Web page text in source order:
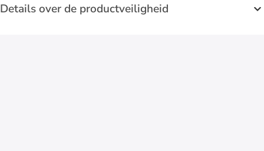
Details over de productveiligheid